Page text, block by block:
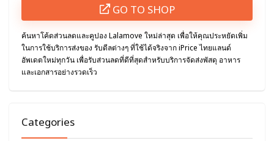
GO TO SHOP
ค้นหาโค้ดส่วนลดและคูปอง Lalamove ใหม่ล่าสุด เพื่อให้คุณประหยัดเพิ่ม
ในการใช้บริการส่งของ รับดีลต่างๆ ที่ใช้ได้จริงจาก iPrice ไทยแลนด์
อัพเดตใหม่ทุกวัน เพื่อรับส่วนลดที่ดีที่สุดสำหรับบริการจัดส่งพัสดุ อาหาร
และเอกสารอย่างรวดเร็ว
Categories